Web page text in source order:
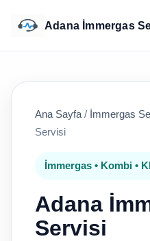
Adana İmmergas
Ana Sayfa / İmmergas
Servisi
İmmergas • Kombi •
Adana
Servisi